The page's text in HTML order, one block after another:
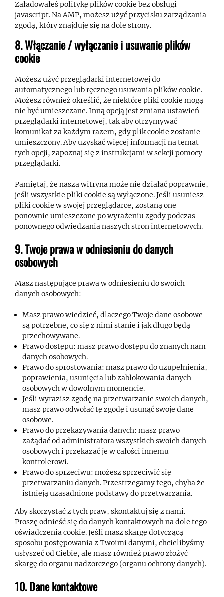
Załadowałeś politykę plików cookie bez obsługi
javascript. Na AMP, możesz użyć przycisku zarządzania
zgodą, który znajduje się na dole strony.
8. Włączanie / wyłączanie i usuwanie plików
cookie
Możesz użyć przeglądarki internetowej do
automatycznego lub ręcznego usuwania plików cookie.
Możesz również określić, że niektóre pliki cookie mogą
nie być umieszczane. Inną opcją jest zmiana ustawień
przeglądarki internetowej, tak aby otrzymywać
komunikat za każdym razem, gdy plik cookie zostanie
umieszczony. Aby uzyskać więcej informacji na temat
tych opcji, zapoznaj się z instrukcjami w sekcji pomocy
przeglądarki.
Pamiętaj, że nasza witryna może nie działać poprawnie,
jeśli wszystkie pliki cookie są wyłączone. Jeśli usuniesz
pliki cookie w swojej przeglądarce, zostaną one
ponownie umieszczone po wyrażeniu zgody podczas
ponownego odwiedzania naszych stron internetowych.
9. Twoje prawa w odniesieniu do danych
osobowych
Masz następujące prawa w odniesieniu do swoich
danych osobowych:
Masz prawo wiedzieć, dlaczego Twoje dane osobowe
są potrzebne, co się z nimi stanie i jak długo będą
przechowywane.
Prawo dostępu: masz prawo dostępu do znanych nam
danych osobowych.
Prawo do sprostowania: masz prawo do uzupełnienia,
poprawienia, usunięcia lub zablokowania danych
osobowych w dowolnym momencie.
Jeśli wyrazisz zgodę na przetwarzanie swoich danych,
masz prawo odwołać tę zgodę i usunąć swoje dane
osobowe.
Prawo do przekazywania danych: masz prawo
zażądać od administratora wszystkich swoich danych
osobowych i przekazać je w całości innemu
kontrolerowi.
Prawo do sprzeciwu: możesz sprzeciwić się
przetwarzaniu danych. Przestrzegamy tego, chyba że
istnieją uzasadnione podstawy do przetwarzania.
Aby skorzystać z tych praw, skontaktuj się z nami.
Proszę odnieść się do danych kontaktowych na dole tego
oświadczenia cookie. Jeśli masz skargę dotyczącą
sposobu postępowania z Twoimi danymi, chcielibyśmy
usłyszeć od Ciebie, ale masz również prawo złożyć
skargę do organu nadzorczego (organu ochrony danych).
10. Dane kontaktowe